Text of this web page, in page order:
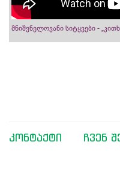
მნიშვნელოვანი სიტყვები -
კონტაქტი ჩვენ